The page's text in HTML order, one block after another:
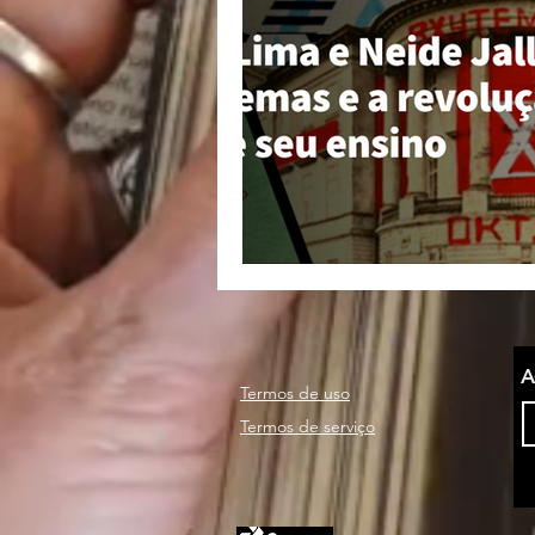
nacionalismo
Termos de uso
Termos de serviço